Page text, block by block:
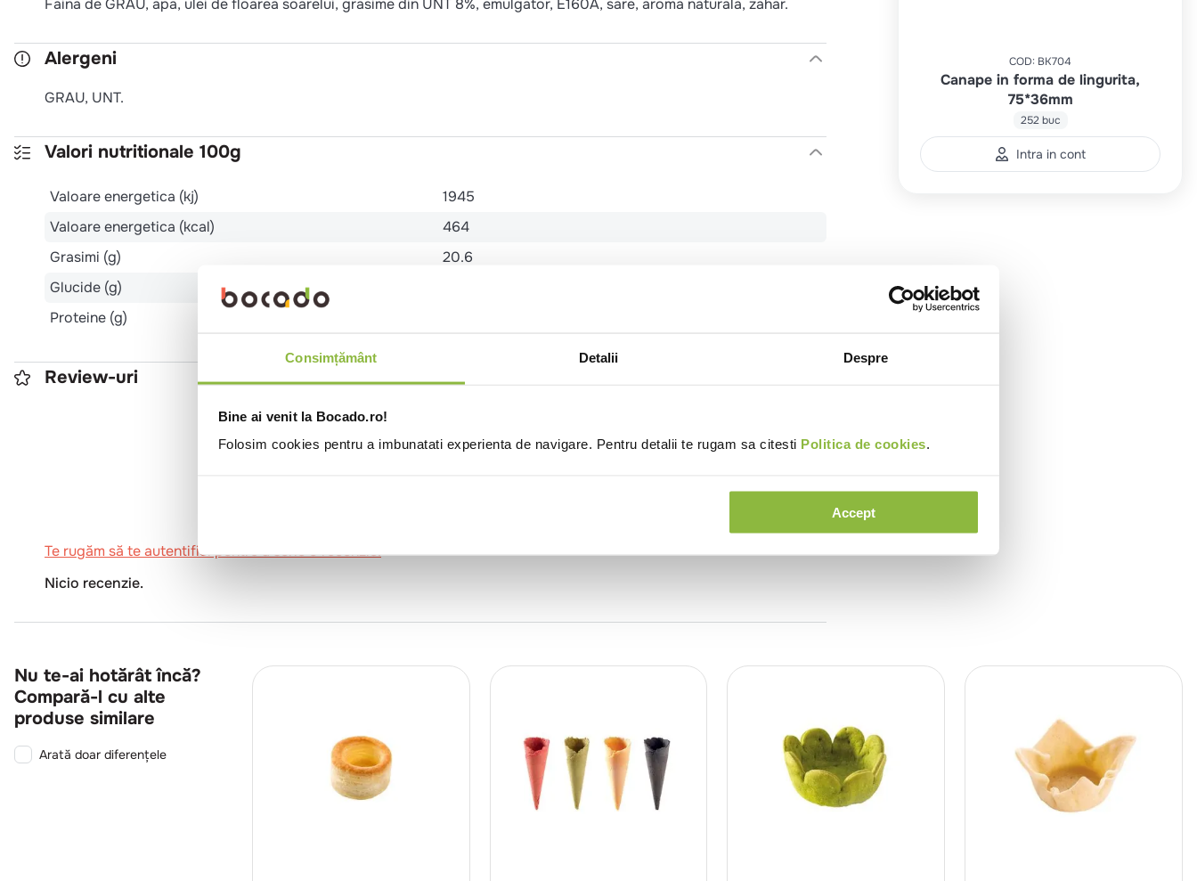
Consimțământ Detalii Despre
Bine ai venit la Bocado.ro!
Folosim cookies pentru a imbunatati experienta de navigare. Pentru detalii te rugam sa citesti Politica de cookies.
Accept
Faina de GRAU, apa, ulei de floarea soarelui, grasime din UNT 8%, emulgator, E160A, sare, aroma naturala, zahar.
Alergeni
GRAU, UNT.
Valori nutritionale 100g
Valoare energetica (kj)
1945
Valoare energetica (kcal)
464
Grasimi (g)
20.6
Glucide (g)
Proteine (g)
Review-uri
0
Te rugăm să te autentifici pentru a scrie o recenzie.
Nicio recenzie.
COD: BK704
Canape in forma de lingurita,
75*36mm
252 buc
Intra in cont
Nu te-ai hotărât încă?
Compară-l cu alte
produse similare
Arată doar diferențele